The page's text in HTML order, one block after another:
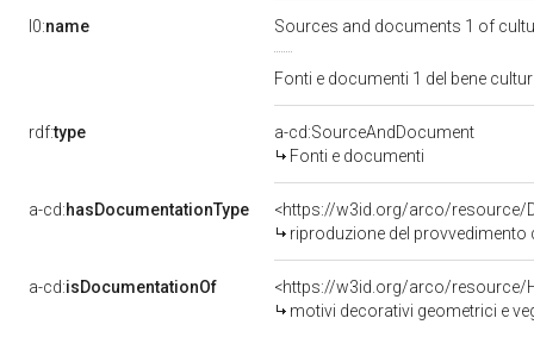
l0:name Sources and documents 1 of
Fonti e documenti 1 del bene
rdf:type
a-cd:SourceAndDocument
Fonti e documenti
a-cd:hasDocumentationType
<https://w3id.org/arco/resource/
riproduzione del provvedimento
a-cd:isDocumentationOf
<https://w3id.org/arco/resource/
motivi decorativi geometrici e